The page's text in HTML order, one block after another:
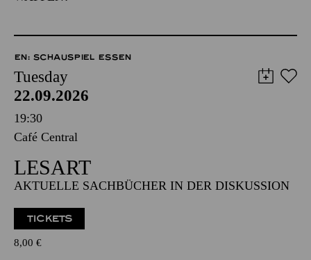
EN: SCHAUSPIEL ESSEN
Tuesday
22.09.2026
19:30
Café Central
LESART
AKTUELLE SACHBÜCHER IN DER DISKUSSION
TICKETS
8,00 €